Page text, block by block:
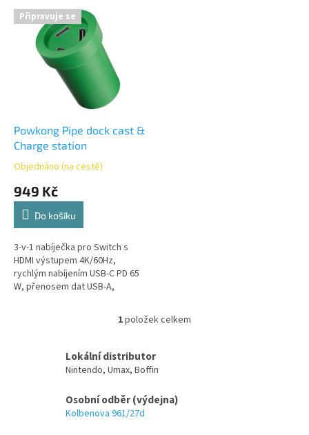
V Připravuje se
Powkong Pipe dock cast &
Charge station
Objednáno (na cestě)
949 Kč
Do košíku
3-v-1 nabíječka pro Switch s
HDMI výstupem 4K/60Hz,
rychlým nabíjením USB-C PD 65
W, přenosem dat USB-A,
kompaktním retro designem.
O
l
á
d
c
1položek celkem
Lokální distributor
Nintendo, Umax, Boffin
Osobní odběr (výdejna)
Kolbenova 961/27d